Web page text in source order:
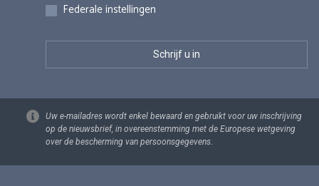
Federale instellingen
Uw e-mailadres wordt enkel bewaard en gebruikt voor uw inschrijving
op de nieuwsbrief, in overeenstemming met de Europese wetgeving
over de bescherming van persoonsgegevens.